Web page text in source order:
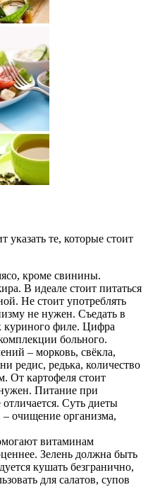
указать те, которые стоит
кроме свинины.
В идеале стоит питаться
Не стоит употреблять
не нужен. Съедать в
куриного филе. Цифра
больного.
– морковь, свёкла,
редис, редька, количество
От картофеля стоит
Питание при
Суть диеты
очищение организма,
витаминам
Зелень должна быть
кушать безгранично,
для салатов, супов